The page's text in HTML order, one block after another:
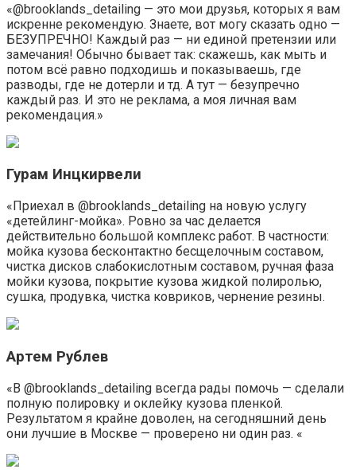
«@brooklands_detailing — это мои друзья, которых я вам
искренне рекомендую. Знаете, вот могу сказать одно —
БЕЗУПРЕЧНО! Каждый раз — ни единой претензии или
замечания! Обычно бывает так: скажешь, как мыть и
потом всё равно подходишь и показываешь, где
разводы, где не дотерли и тд. А тут — безупречно
каждый раз. И это не реклама, а моя личная вам
рекомендация.»
Гурам Инцкирвели
«Приехал в @brooklands_detailing на новую услугу
«детейлинг-мойка». Ровно за час делается
действительно большой комплекс работ. В частности:
мойка кузова бесконтактно бесщелочным составом,
чистка дисков слабокислотным составом, ручная фаза
мойки кузова, покрытие кузова жидкой полиролью,
сушка, продувка, чистка ковриков, чернение резины.
Артем Рублев
«В @brooklands_detailing всегда рады помочь — сделали
полную полировку и оклейку кузова пленкой.
Результатом я крайне доволен, на сегодняшний день
они лучшие в Москве — проверено ни один раз. «